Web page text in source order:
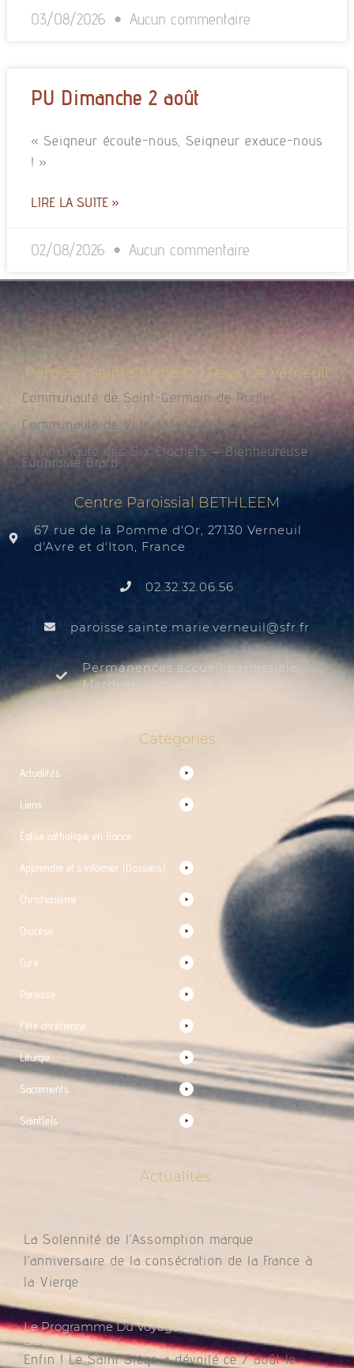
03/08/2026 Aucun commentaire
PU Dimanche 2 août
« Seigneur écoute-nous, Seigneur exauce-nous
! »
LIRE LA SUITE »
02/08/2026 Aucun commentaire
Paroisse Sainte Marie Du Pays De Verneuil
Communauté de Saint-Germain de Rugles
Communauté de Verneuil sur Avre
Communauté des Six Clochers – Bienheureuse
Euphrasie Brard
Centre Paroissial BETHLEEM
67 rue de la Pomme d'Or, 27130 Verneuil
d'Avre et d'Iton, France
02.32.32.06.56
rf.rfs
@liuenrev.eiram.etnias.essiorap
Permanences accueil paroissiale
Mardi au samedi de 9:30 à 12:00
Catégories
Actualités
Liens
Église catholique en France
Apprendre et s’informer (Dossiers)
Christianisme
Diocèse
Curé
Paroisse
Fête chrétienne
Liturgie
Sacrements
Saint(e)s
Actualités
La Solennité de l’Assomption marque
l’anniversaire de la consécration de la France à
la Vierge
Le Programme Du Voyage De Léon XIV En France
Dévoilé
Enfin ! Le Saint Siège a dévoilé ce 7 août le